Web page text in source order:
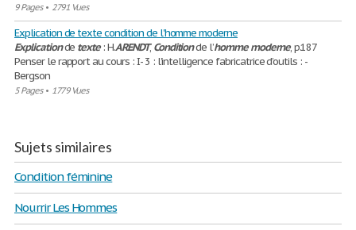
9 Pages• 2791 Vues
Explication de texte condition de l'homme moderne
Explicationde texte: H.ARENDT,Conditionde l’homme moderne, p.187
Penser le rapport au cours : I- 3 : l’intelligence fabricatrice d’outils : -
Bergson
5 Pages• 1779 Vues
Sujets similaires
Condition féminine
Nourrir Les Hommes